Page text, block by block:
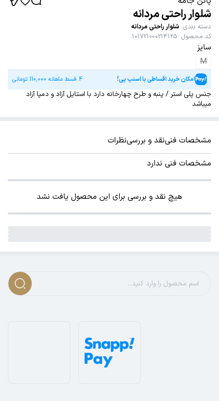
شلوار راحتی مردانه
دسته بندی: شلوار راحتی مردانه
کد محصول:
101721000214125
سایز
M
امکان خرید اقساطی با اسنپ پی! 4 قسط ماهانه 110,000 تومانی
جنس پلی استر / پنبه و طرح چهارخانه دارد با استایل آزاد و دمپا آزاد
میباشد
مشخصات فنینقد و بررسینظرات
مشخصات فنی ندارد
هیچ نقد و بررسی برای این محصول یافت نشد